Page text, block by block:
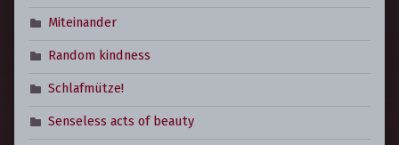
Miteinander
Random kindness
Schlafmütze!
Senseless acts of beauty